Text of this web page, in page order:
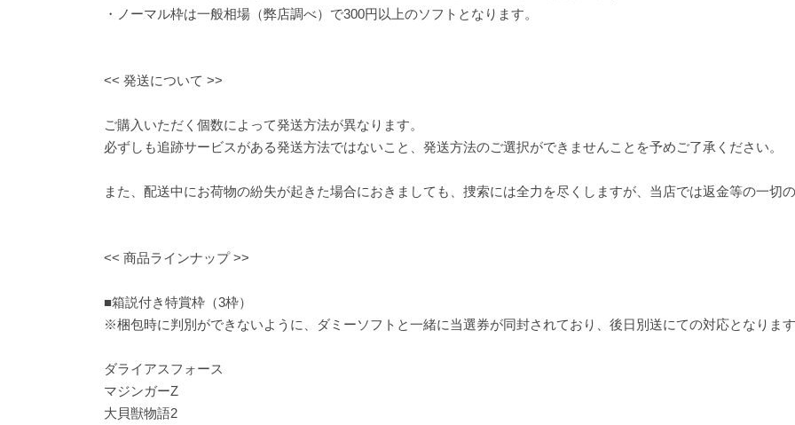
・ノーマル枠は一般相場（弊店調べ）で300円以上のソフトとなります。
<< 発送について >>
ご購入いただく個数によって発送方法が異なります。
必ずしも追跡サービスがある発送方法ではないこと、発送方法のご選択ができませんことを予めご了承ください。
また、配送中にお荷物の紛失が起きた場合におきましても、捜索には全力を尽くしますが、当店では返金等の一切
<< 商品ラインナップ >>
■箱説付き特賞枠（3枠）
※梱包時に判別ができないように、ダミーソフトと一緒に当選券が同封されており、後日別送にての対応となります
ダライアスフォース
マジンガーZ
大貝獣物語2